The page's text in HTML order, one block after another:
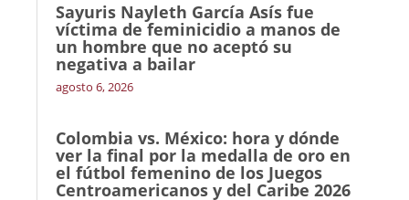
Sayuris Nayleth García Asís fue
víctima de feminicidio a manos de
un hombre que no aceptó su
negativa a bailar
agosto 6, 2026
Colombia vs. México: hora y dónde
ver la final por la medalla de oro en
el fútbol femenino de los Juegos
Centroamericanos y del Caribe 2026